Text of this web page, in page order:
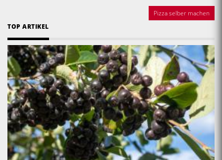
Pizza selber machen
TOP ARTIKEL